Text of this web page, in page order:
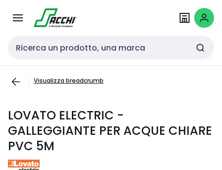
navigazionecontenuto
Cerca input
Visualizza breadcrumb
LOVATO ELECTRIC -
GALLEGGIANTE PER ACQUE CHIARE
PVC 5M